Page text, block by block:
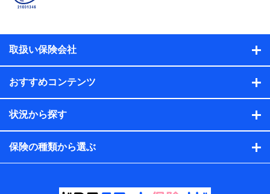
のお支払方法、車のメーカーや走行距離などの情報、建
ル内容や送信履歴の情報及び保険の更改案内等を提供し
保険契約情報
当社または株式会社NTTドコモ・フィナンシャルグルー
プが取得し、又は保有する保険契約に関する情報。例と
して、保険契約者及び被保険者の氏名、住所、生年月
日、性別、保険契約者と被保険者の関係、保険加入の目
的、保険商品の内容、保険料、保険料のお支払方法、車
のメーカーや走行距離などの情報、建物の構造や築年数
などの情報、ペットの種類や年齢などの情報などが含ま
提供当事者から受領当事者が個人データを取得する方法
取扱い保険会社
おすすめコンテンツ
状況から探す
保険の種類から選ぶ